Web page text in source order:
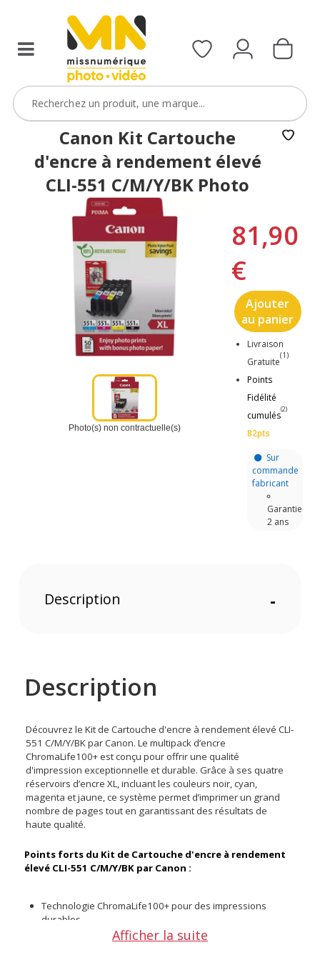
Canon Kit Cartouche
d'encre à rendement élevé
CLI-551 C/M/Y/BK Photo
Photo(s) non contractuelle(s)
81,90
€
Ajouter
au panier
Livraison
Gratuite
(1)
Points
Fidélité
cumulés
(2)
82pts
Sur
commande
fabricant
Garantie
2 ans
Description -
Description
Découvrez le Kit de Cartouche d'encre à rendement élevé CLI-
551 C/M/Y/BK par Canon. Le multipack d’encre
ChromaLife100+ est conçu pour offrir une qualité
d'impression exceptionnelle et durable. Grâce à ses quatre
réservoirs d’encre XL, incluant les couleurs noir, cyan,
magenta et jaune, ce système permet d’imprimer un grand
nombre de pages tout en garantissant des résultats de
haute qualité.
Points forts du Kit de Cartouche d'encre à rendement
élevé CLI-551 C/M/Y/BK par Canon :
Technologie ChromaLife100+ pour des impressions
durables
Idéal pour les photos et documents
Afficher la suite